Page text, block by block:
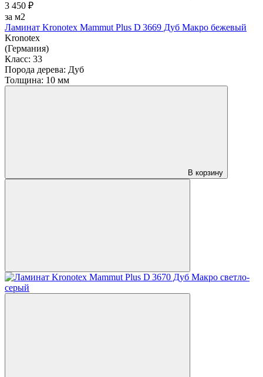
3 450 ₽
за м2
Ламинат Kronotex Mammut Plus D 3669 Дуб Макро бежевый
Kronotex
(Германия)
Класс: 33
Порода дерева: Дуб
Толщина: 10 мм
В корзину